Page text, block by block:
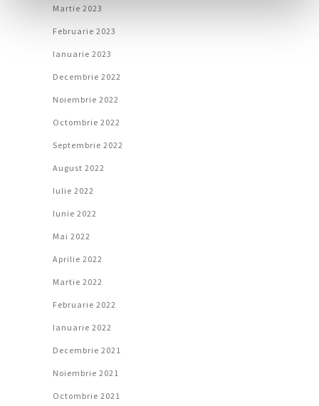
Martie 2023
Februarie 2023
Ianuarie 2023
Decembrie 2022
Noiembrie 2022
Octombrie 2022
Septembrie 2022
August 2022
Iulie 2022
Iunie 2022
Mai 2022
Aprilie 2022
Martie 2022
Februarie 2022
Ianuarie 2022
Decembrie 2021
Noiembrie 2021
Octombrie 2021